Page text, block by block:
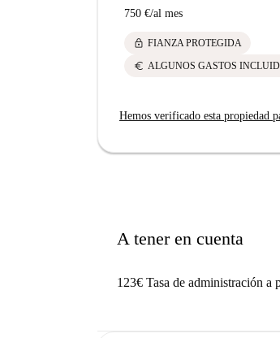
750 €/al mes
lock FIANZA PROTEGIDA
euro ALGUNOS GASTOS
Hemos verificado esta propiedad
A tener en cuenta
123€ Tasa de administración a